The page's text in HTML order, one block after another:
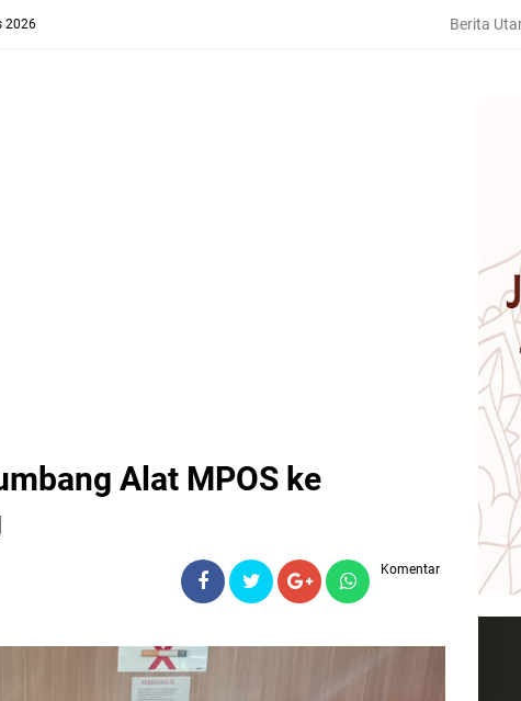
2026 Berita
Alat MPOS ke
Komentar